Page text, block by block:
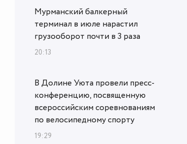
Мурманский балкерный
терминал в июле нарастил
грузооборот почти в 3 раза
20:13
В Долине Уюта провели пресс-
конференцию, посвященную
всероссийским соревнованиям
по велосипедному спорту
19:29